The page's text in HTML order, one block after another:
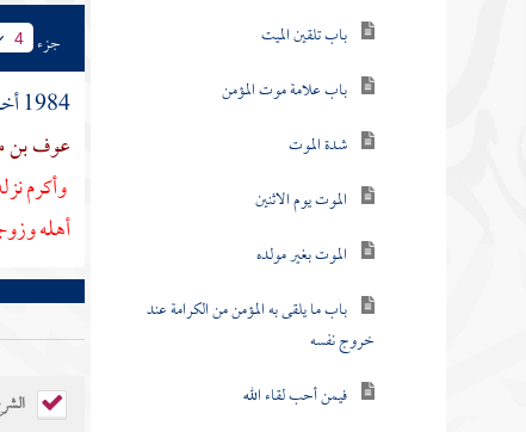
باب تلقين الميت
باب علامة موت المؤمن
شدة الموت
الموت يوم الاثنين
الموت بغير مولده
باب ما يلقى به المؤمن من الكرامة عند
خروج نفسه
فيمن أحب لقاء الله
جزء 4
1984 أخبرنا
عوف بن
وأكرم
أهله